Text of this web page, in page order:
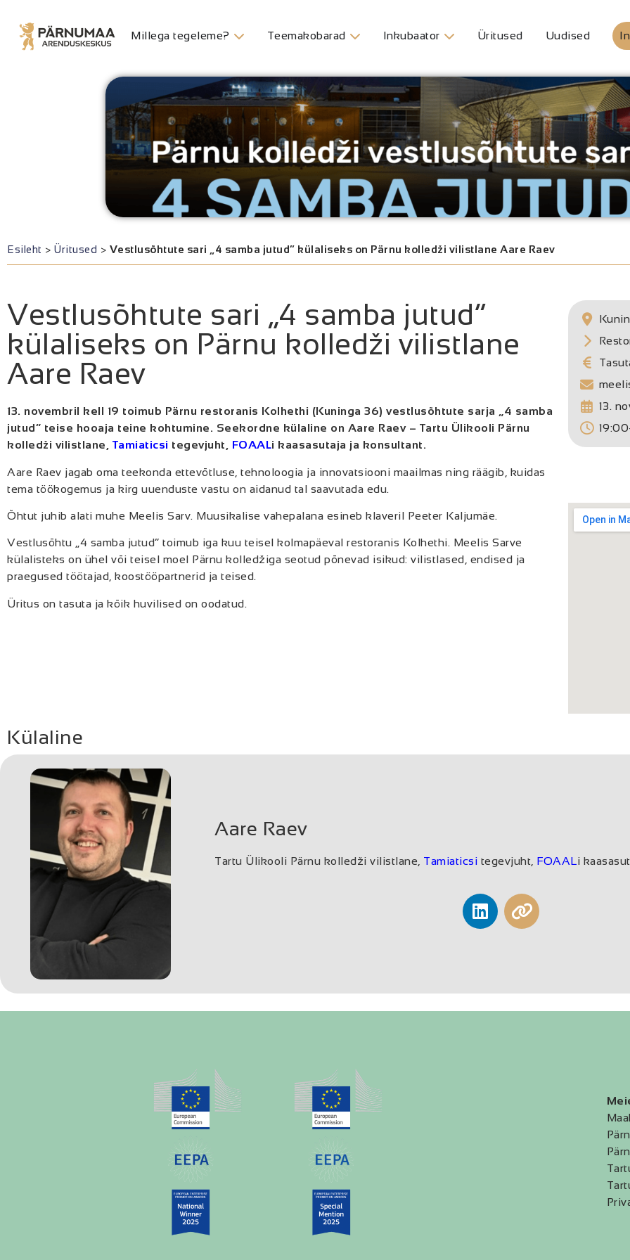
Millega tegeleme? Teemakobarad Inkubaator Üritused Uudised
Esileht > Üritused > Vestlusõhtute sari „4 samba jutud“ külaliseks on Pärnu kolledži vilistlane Aare Raev
Vestlusõhtute sari „4 samba jutud“
külaliseks on Pärnu kolledži vilistlane
Aare Raev
13. novembril kell 19 toimub Pärnu restoranis Kolhethi (Kuninga 36) vestlusõhtute sarja „4 samba
jutud“ teise hooaja teine kohtumine. Seekordne külaline on Aare Raev – Tartu Ülikooli Pärnu
kolledži vilistlane, Tamiaticsi tegevjuht, FOAALi kaasasutaja ja konsultant.
Aare Raev jagab oma teekonda ettevõtluse, tehnoloogia ja innovatsiooni maailmas ning räägib, kuidas
tema töökogemus ja kirg uuenduste vastu on aidanud tal saavutada edu.
Õhtut juhib alati muhe Meelis Sarv. Muusikalise vahepalana esineb klaveril Peeter Kaljumäe.
Vestlusõhtu „4 samba jutud“ toimub iga kuu teisel kolmapäeval restoranis Kolhethi. Meelis Sarve
külalisteks on ühel või teisel moel Pärnu kolledžiga seotud põnevad isikud: vilistlased, endised ja
praegused töötajad, koostööpartnerid ja teised.
Üritus on tasuta ja kõik huvilised on oodatud.
13.
Külaline
Aare Raev
Tartu Ülikooli Pärnu kolledži vilistlane, Tamiaticsi tegevjuht, FOAALi